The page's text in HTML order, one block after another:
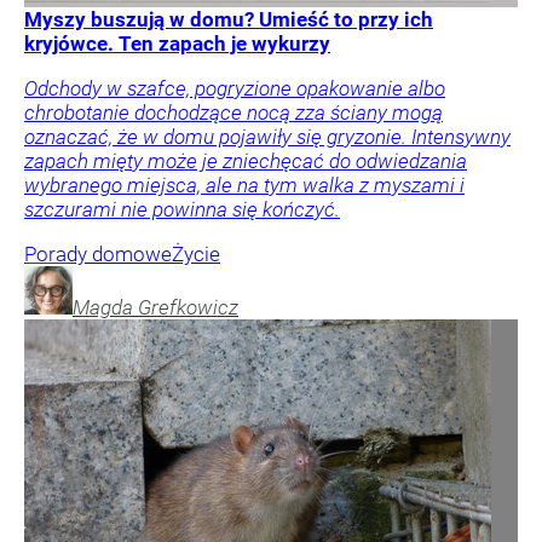
Myszy buszują w domu? Umieść to przy ich
kryjówce. Ten zapach je wykurzy
Odchody w szafce, pogryzione opakowanie albo
chrobotanie dochodzące nocą zza ściany mogą
oznaczać, że w domu pojawiły się gryzonie. Intensywny
zapach mięty może je zniechęcać do odwiedzania
wybranego miejsca, ale na tym walka z myszami i
szczurami nie powinna się kończyć.
Porady domoweŻycie
Magda Grefkowicz